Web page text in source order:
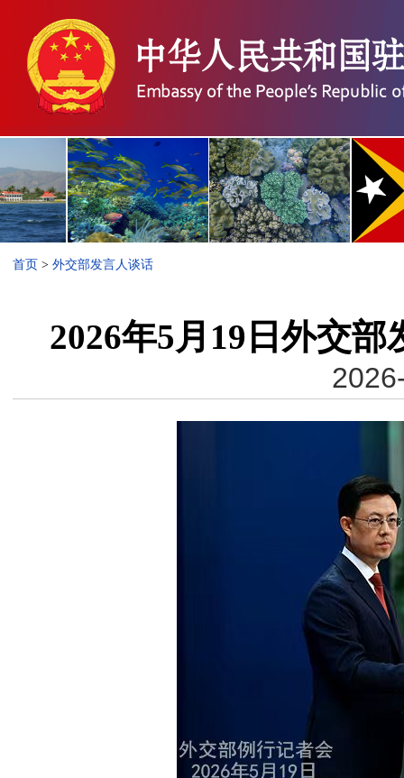
首页 > 外交部发言人谈话
2026年5月19日外交